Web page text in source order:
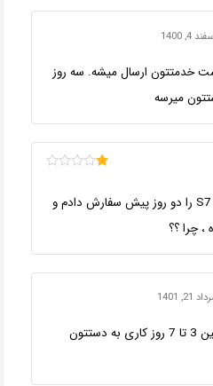
4, 1400
خدمتتون ارسال میشه. سه روز
میرسه
از
5
هندزفری سامسونگ S7 را دو روز پیش سفارش دادم و
، چرا ؟؟
21, 1401
سفارشات بین 3 تا 7 روز کاری به دستتون